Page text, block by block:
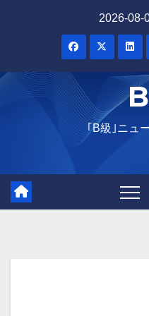
2026-08-
｢B級｣ニュ